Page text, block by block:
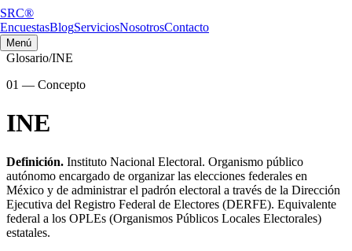
SRC®
EncuestasBlogServiciosNosotrosContacto
Menú
Glosario/INE
01 — Concepto
INE
Definición. Instituto Nacional Electoral. Organismo público
autónomo encargado de organizar las elecciones federales en
México y de administrar el padrón electoral a través de la Dirección
Ejecutiva del Registro Federal de Electores (DERFE). Equivalente
federal a los OPLEs (Organismos Públicos Locales Electorales)
estatales.